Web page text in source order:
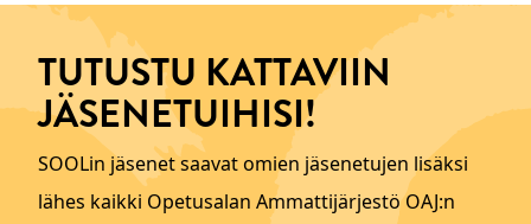
TUTUSTU KATTAVIIN
JÄSENETUIHISI!
SOOLin jäsenet saavat omien jäsenetujen lisäksi
lähes kaikki Opetusalan Ammattijärjestö OAJ:n